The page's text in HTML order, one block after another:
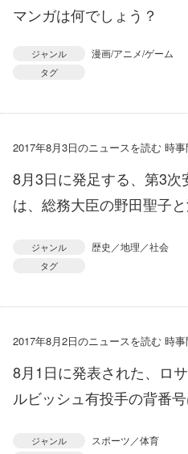
マンガは何でしょう？
ジャンル 漫画/アニメ/ゲーム
タグ
2017年8月3日のニュースを読む 時
8月3日に発足する、第3
は、総務大臣の野田聖子
ジャンル 歴史／地理／社会
タグ
2017年8月2日のニュースを読む 時
8月1日に発表された、ロ
ルビッシュ有投手の背番
ジャンル スポーツ／体育